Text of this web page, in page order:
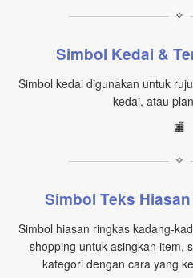
✧
Simbol Kedai &
Simbol kedai digunakan untuk
kedai, atau
🏬
✧
Simbol Teks
Simbol hiasan ringkas
shopping untuk asingkan item,
kategori dengan cara yang